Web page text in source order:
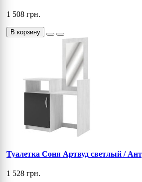
1 508 грн.
В корзину
Туалетка Соня Артвуд светлый /
1 528 грн.